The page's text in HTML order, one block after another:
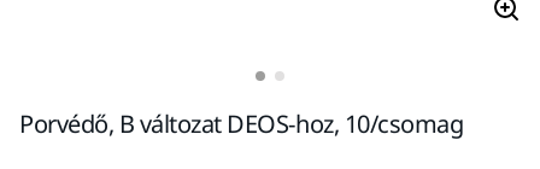
Porvédő, B változat DEOS-hoz, 10/csomag